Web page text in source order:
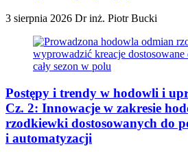
3 sierpnia 2026 Dr inż. Piotr Bucki
Postępy i trendy w hodowli i
Cz. 2: Innowacje w zakresie
rzodkiewki dostosowanych do
i automatyzacji